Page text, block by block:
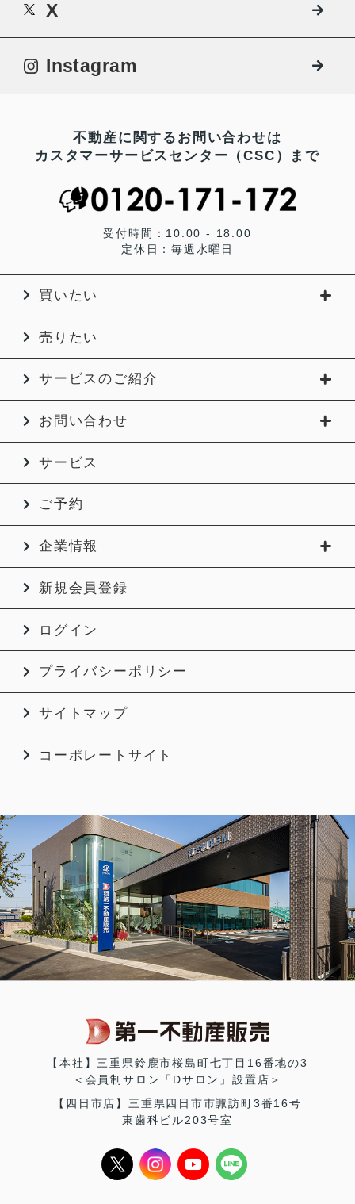
X
Instagram
不動産に関するお問い合わせは
カスタマーサービスセンター（CSC）まで
受付時間：10:00 - 18:00
定休日：毎週水曜日
買いたい
売りたい
サービスのご紹介
お問い合わせ
サービス
ご予約
企業情報
新規会員登録
ログイン
プライバシーポリシー
サイトマップ
コーポレートサイト
【本社】三重県鈴鹿市桜島町七丁目16番地の3
＜会員制サロン「Dサロン」設置店＞
【四日市店】三重県四日市市諏訪町3番16号
東歯科ビル203号室